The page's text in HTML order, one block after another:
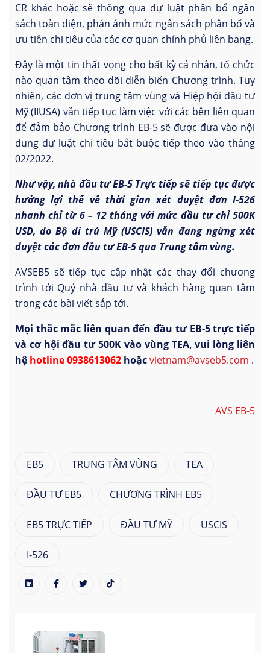
CR khác hoặc sẽ thông qua dự luật phân bổ ngân
sách toàn diện, phản ánh mức ngân sách phân bổ và
ưu tiên chi tiêu của các cơ quan chính phủ liên bang.
Đây là một tin thất vọng cho bất kỳ cá nhân, tổ chức
nào quan tâm theo dõi diễn biến Chương trình. Tuy
nhiên, các đơn vị trung tâm vùng và Hiệp hội đầu tư
Mỹ (IIUSA) vẫn tiếp tục làm việc với các bên liên quan
để đảm bảo Chương trình EB-5 sẽ được đưa vào nội
dung dự luật chi tiêu bắt buộc tiếp theo vào tháng
02/2022.
Như vậy, nhà đầu tư EB-5 Trực tiếp sẽ tiếp tục được
hưởng lợi thế về thời gian xét duyệt đơn I-526
nhanh chỉ từ 6 – 12 tháng với mức đầu tư chỉ 500K
USD, do Bộ di trú Mỹ (USCIS) vẫn đang ngừng xét
duyệt các đơn đầu tư EB-5 qua Trung tâm vùng.
AVSEB5 sẽ tiếp tục cập nhật các thay đổi chương
trình tới Quý nhà đầu tư và khách hàng quan tâm
trong các bài viết sắp tới.
Mọi thắc mắc liên quan đến đầu tư EB-5 trực tiếp
và cơ hội đầu tư 500K vào vùng TEA, vui lòng liên
hệ hotline 0938613062 hoặcvietnam@avseb5.com .
AVS EB-5
EB5 TRUNG TÂM VÙNG TEA
ĐẦU TƯ EB5 CHƯƠNG TRÌNH EB5
EB5 TRỰC TIẾP ĐẦU TƯ MỸ USCIS
I-526